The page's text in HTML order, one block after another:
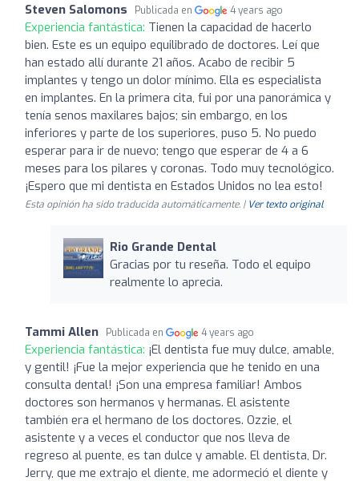
Steven Salomons Publicada en 4 years ago
Experiencia fantástica: Tienen la capacidad de hacerlo
bien. Este es un equipo equilibrado de doctores. Leí que
han estado allí durante 21 años. Acabo de recibir 5
implantes y tengo un dolor mínimo. Ella es especialista
en implantes. En la primera cita, fui por una panorámica y
tenía senos maxilares bajos; sin embargo, en los
inferiores y parte de los superiores, puso 5. No puedo
esperar para ir de nuevo; tengo que esperar de 4 a 6
meses para los pilares y coronas. Todo muy tecnológico.
¡Espero que mi dentista en Estados Unidos no lea esto!
Esta opinión ha sido traducida automáticamente. | Ver texto original
Rio Grande Dental
Gracias por tu reseña. Todo el equipo
realmente lo aprecia.
Tammi Allen Publicada en 4 years ago
Experiencia fantástica: ¡El dentista fue muy dulce, amable,
y gentil! ¡Fue la mejor experiencia que he tenido en una
consulta dental! ¡Son una empresa familiar! Ambos
doctores son hermanos y hermanas. El asistente
también era el hermano de los doctores. Ozzie, el
asistente y a veces el conductor que nos lleva de
regreso al puente, es tan dulce y amable. El dentista, Dr.
Jerry, que me extrajo el diente, me adormeció el diente y